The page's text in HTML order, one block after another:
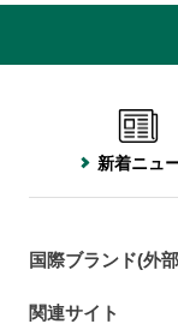
新着ニュ
国際ブランド(外
関連サイト